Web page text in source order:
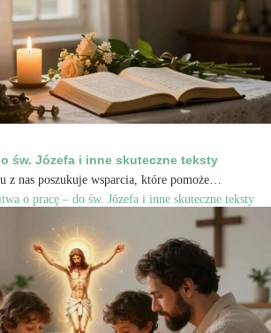
św. Józefa i inne skuteczne teksty
z nas poszukuje wsparcia, które pomoże…
o pracę – do św. Józefa i inne skuteczne teksty